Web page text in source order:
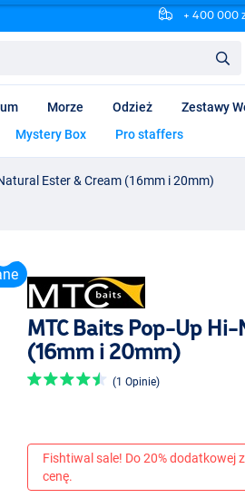
+ 400 000
Morze Odzież Zestawy
Mystery Box Pro staffers
Ester & Cream (16mm i 20mm)
MTC Baits Pop-Up
(16mm i 20mm)
(1 Opinie)
Fishtiwal sale! Do 20% dodatkowej
cenę.